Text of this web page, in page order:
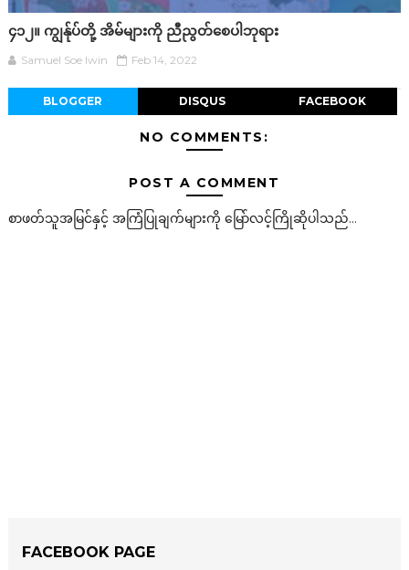
၄၁၂။ ကျွန်ုပ်တို့ အိမ်များကို ညီညွတ်စေပါဘုရား
Samuel Soe lwin Feb 14, 2022
BLOGGER DISQUS FACEBOOK
NO COMMENTS:
POST A COMMENT
စာဖတ်သူအမြင်နှင့် အကြံပြုချက်များကို မြော်လင့်ကြိုဆိုပါသည်...
FACEBOOK PAGE